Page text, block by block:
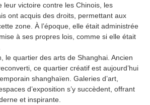
leur victoire contre les Chinois, les
ont acquis des droits, permettant aux
zone. À l’époque, elle était administrée
à ses propres lois, comme si elle était
le quartier des arts de Shanghai. Ancien
ce quartier créatif est aujourd’hui
shanghaïen. Galeries d’art,
d’exposition s’y succèdent, offrant
et inspirante.